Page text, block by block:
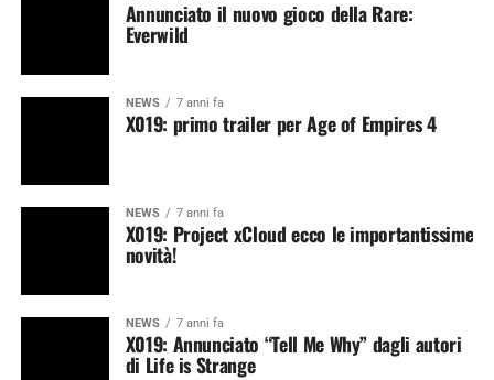
Annunciato il nuovo gioco della Rare:
Everwild
NEWS 7 anni fa
X019: primo trailer per Age of Empires 4
NEWS 7 anni fa
X019: Project xCloud ecco le importantissime
novità!
NEWS 7 anni fa
X019: Annunciato “Tell Me Why” dagli autori
di Life is Strange